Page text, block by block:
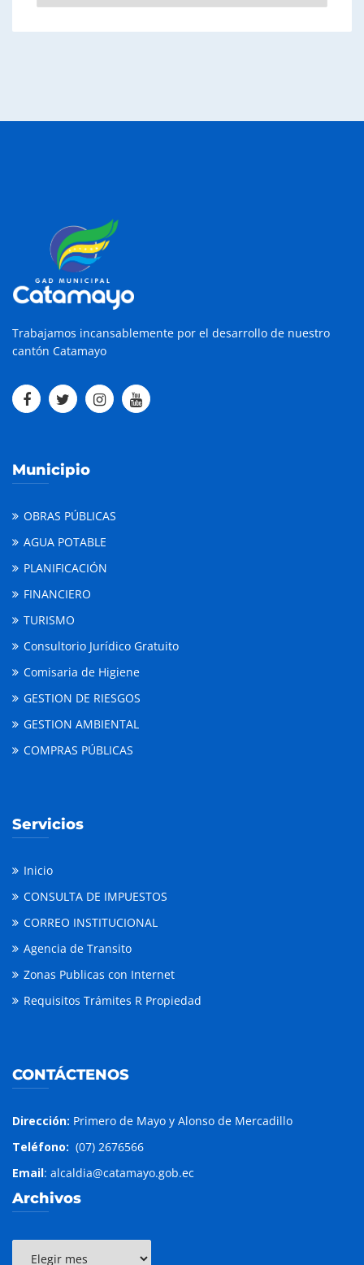
Trabajamos incansablemente por el desarrollo de nuestro
cantón Catamayo
Municipio
OBRAS PÚBLICAS
AGUA POTABLE
PLANIFICACIÓN
FINANCIERO
TURISMO
Consultorio Jurídico Gratuito
Comisaria de Higiene
GESTION DE RIESGOS
GESTION AMBIENTAL
COMPRAS PÚBLICAS
Servicios
Inicio
CONSULTA DE IMPUESTOS
CORREO INSTITUCIONAL
Agencia de Transito
Zonas Publicas con Internet
Requisitos Trámites R Propiedad
CONTÁCTENOS
Dirección: Primero de Mayo y Alonso de Mercadillo
Teléfono: (07) 2676566
Email: alcaldia@catamayo.gob.ec
Archivos